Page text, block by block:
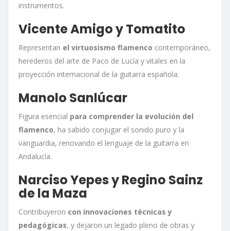
instrumentos.
Vicente Amigo y Tomatito
Representan el virtuosismo flamenco contemporáneo,
herederos del arte de Paco de Lucía y vitales en la
proyección internacional de la guitarra española.
Manolo Sanlúcar
Figura esencial para comprender la evolución del
flamenco, ha sabido conjugar el sonido puro y la
vanguardia, renovando el lenguaje de la guitarra en
Andalucía.
Narciso Yepes y Regino Sainz
de la Maza
Contribuyeron con innovaciones técnicas y
pedagógicas, y dejaron un legado pleno de obras y